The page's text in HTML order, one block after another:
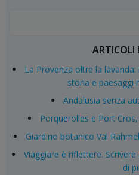
ARTICOLI
La Provenza oltre la
storia e paesaggi
Andalusia senza
Porquerolles e Port
Giardino botanico Val
Viaggiare è riflettere.
di